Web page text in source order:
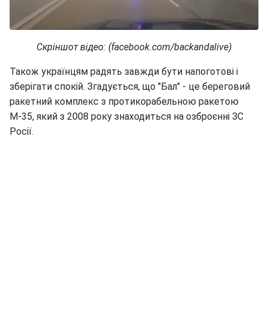
Скріншот відео: (facebook.com/backandalive)
Також українцям радять завжди бути напоготові і
зберігати спокій. Згадується, що "Бал" - це береговий
ракетний комплекс з протикорабельною ракетою
М-35, який з 2008 року знаходиться на озброєнні ЗС
Росії.